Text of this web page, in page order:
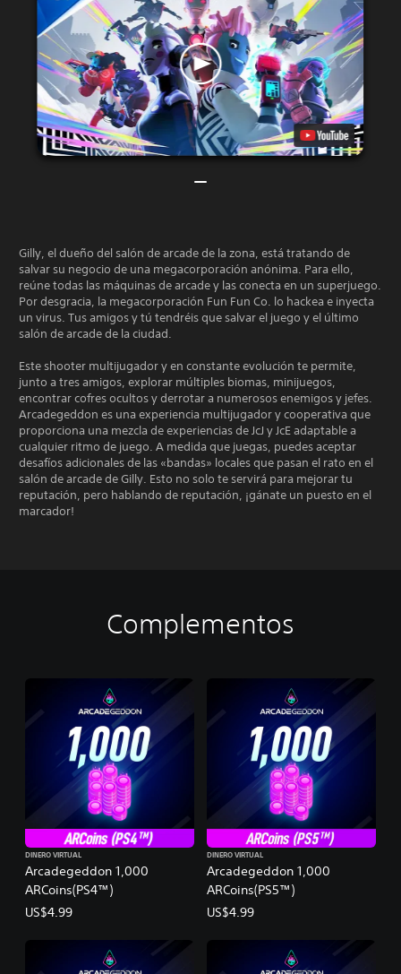
Gilly, el dueño del salón de arcade de la zona, está tratando de
salvar su negocio de una megacorporación anónima. Para ello,
reúne todas las máquinas de arcade y las conecta en un superjuego.
Por desgracia, la megacorporación Fun Fun Co. lo hackea e inyecta
un virus. Tus amigos y tú tendréis que salvar el juego y el último
salón de arcade de la ciudad.
Este shooter multijugador y en constante evolución te permite,
junto a tres amigos, explorar múltiples biomas, minijuegos,
encontrar cofres ocultos y derrotar a numerosos enemigos y jefes.
Arcadegeddon es una experiencia multijugador y cooperativa que
proporciona una mezcla de experiencias de JcJ y JcE adaptable a
cualquier ritmo de juego. A medida que juegas, puedes aceptar
desafíos adicionales de las «bandas» locales que pasan el rato en el
salón de arcade de Gilly. Esto no solo te servirá para mejorar tu
reputación, pero hablando de reputación, ¡gánate un puesto en el
marcador!
Complementos
Arcadegeddon 1,000
ARCoins(PS4™)
DINERO VIRTUAL
US$4.99
Arcadegeddon 1,000
ARCoins(PS5™)
DINERO VIRTUAL
US$4.99